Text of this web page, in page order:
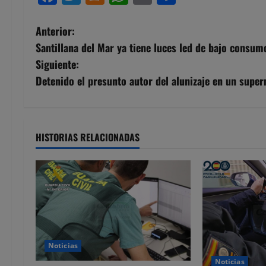
N
a
v
g
a
c
i
ó
n
Anterior:
Santillana del Mar ya tiene luces led de bajo
Siguiente:
Detenido el presunto autor del alunizaje en un
HISTORIAS RELACIONADAS
Noticias
Noticias